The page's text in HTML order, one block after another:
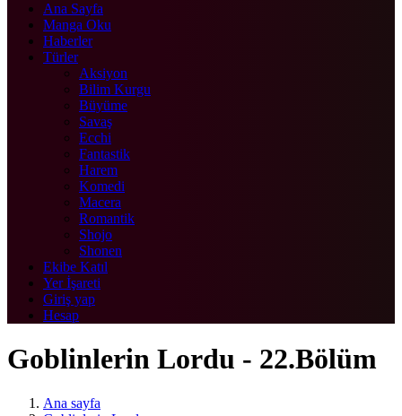
Ana Sayfa
Manga Oku
Haberler
Türler
Aksiyon
Bilim Kurgu
Büyüme
Savaş
Ecchi
Fantastik
Harem
Komedi
Macera
Romantik
Shojo
Shonen
Ekibe Katıl
Yer İşareti
Giriş yap
Hesap
Goblinlerin Lordu - 22.Bölüm
Ana sayfa